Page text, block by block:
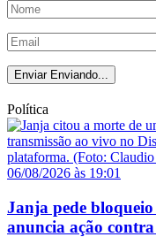
Enviar Enviando...
Política
06/08/2026 às 19:01
Janja pede
anuncia ação